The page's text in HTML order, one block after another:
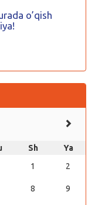
o’qish
Sh
Ya
1
2
8 9